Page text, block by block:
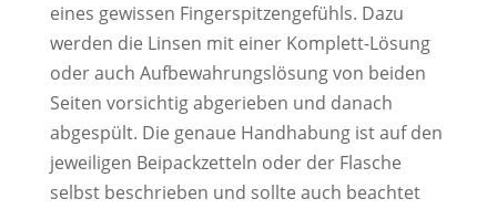
eines gewissen Fingerspitzengefühls. Dazu
werden die Linsen mit einer Komplett-Lösung
oder auch Aufbewahrungslösung von beiden
Seiten vorsichtig abgerieben und danach
abgespült. Die genaue Handhabung ist auf den
jeweiligen Beipackzetteln oder der Flasche
selbst beschrieben und sollte auch beachtet